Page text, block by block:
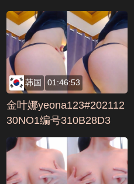
韩国 01:46:53
金叶娜yeona123#202112
30NO1编号310B28D3